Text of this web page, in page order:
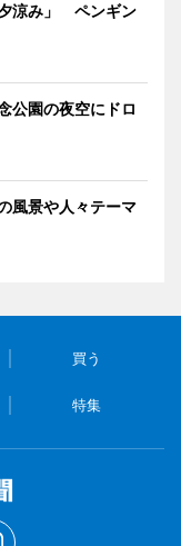
涼み」 ペンギン
公園の夜空にドロ
風景や人々テーマ
買う
特集